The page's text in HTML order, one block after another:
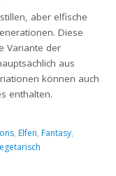
aber elfische
Diese
Variante der
aus
können auch
enthalten.
, Elfen, Fantasy,